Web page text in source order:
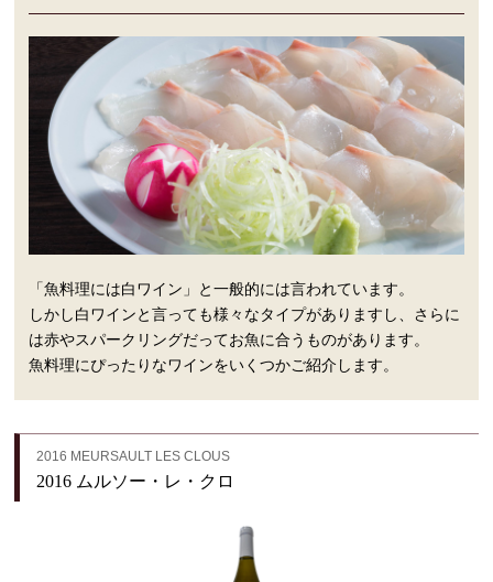
「魚料理には白ワイン」と一般的には言われています。
しかし白ワインと言っても様々なタイプがありますし、さらに
は赤やスパークリングだってお魚に合うものがあります。
魚料理にぴったりなワインをいくつかご紹介します。
2016 MEURSAULT LES CLOUS
2016 ムルソー・レ・クロ